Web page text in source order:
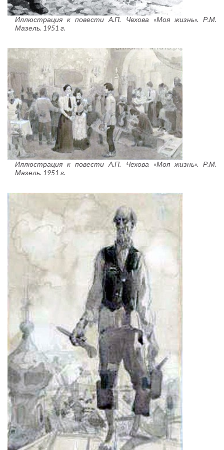
Иллюстрация к повести А.П. Чехова «Моя жизнь». Р.М.
Мазель. 1951 г.
Иллюстрация к повести А.П. Чехова «Моя жизнь». Р.М.
Мазель. 1951 г.